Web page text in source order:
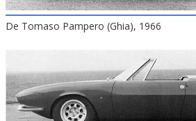
De Tomaso Pampero (Ghia), 1966